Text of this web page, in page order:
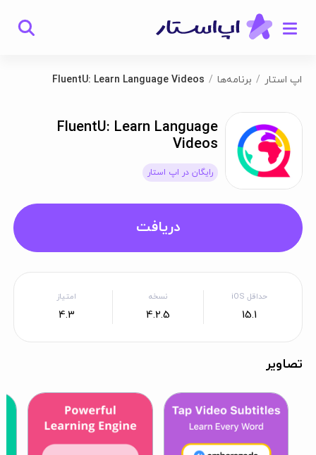
اپ استار برنامه‌ها FluentU: Learn Language Videos
FluentU: Learn Language
Videos
رایگان در اپ استار
دریافت
حداقل iOS
15.1
نسخه
4.2.5
امتیاز
4.3
تصاویر